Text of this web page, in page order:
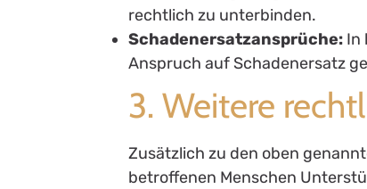
rechtlich zu unterbinden.
Schadenersatzansprüche: In
Anspruch auf Schadenersatz
3. Weitere
Zusätzlich zu den oben
betroffenen Menschen